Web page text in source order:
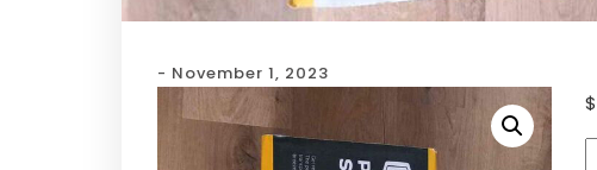
- November 1, 2023
$